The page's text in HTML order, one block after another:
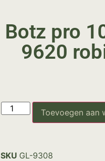
Botz pro
9620
Toevoegen aan
SKU GL-9308